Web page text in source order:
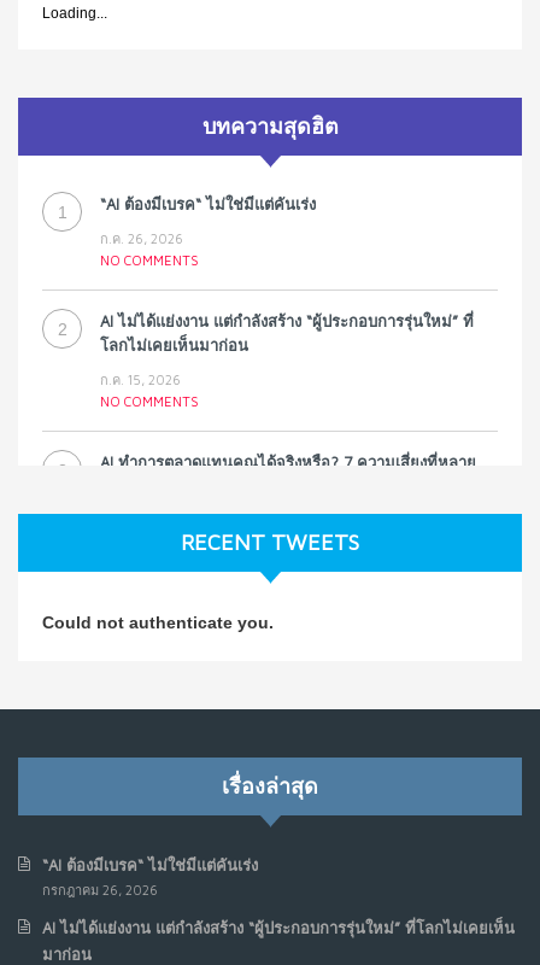
Loading...
บทความสุดฮิต
1 “AI ต้องมีเบรค“ ไม่ใช่มีแต่คันเร่ง
ก.ค. 26, 2026
NO COMMENTS
2
AI ไม่ได้แย่งงาน แต่กำลังสร้าง “ผู้ประกอบการรุ่นใหม่” ที่
โลกไม่เคยเห็นมาก่อน
ก.ค. 15, 2026
NO COMMENTS
3
AI ทำการตลาดแทนคุณได้จริงหรือ? 7 ความเสี่ยงที่หลาย
NO COMMENTS
Koe ในแบบอาจารย์บอม
รัฐอาจเป็นจุดเริ่มต้นของ “ขบวนการประท้วงดิจิทัล” ครั้งใหม่
6
RECENT TWEETS
Could not authenticate you.
เรื่องล่าสุด
“AI ต้องมีเบรค“ ไม่ใช่มีแต่คันเร่ง
กรกฎาคม 26, 2026
AI ไม่ได้แย่งงาน แต่กำลังสร้าง “ผู้ประกอบการรุ่นใหม่” ที่โลกไม่เคยเห็น
มาก่อน